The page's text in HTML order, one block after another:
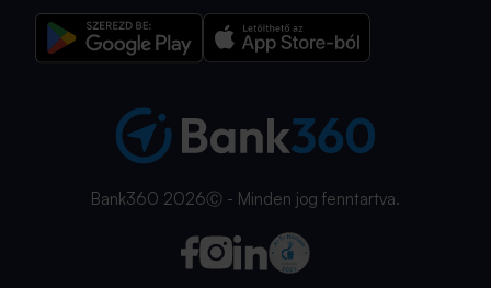
Bank360 2026Ⓒ - Minden jog fenntartva.